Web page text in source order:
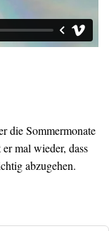
die Sommermonate
mal wieder, dass
abzugehen.